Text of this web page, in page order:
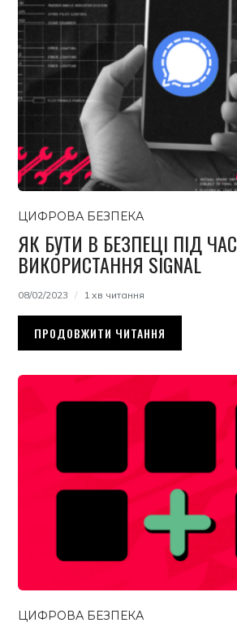
ЦИФРОВА БЕЗПЕКА
ЯК БУТИ В БЕЗПЕЦІ ПІД ЧАС
ВИКОРИСТАННЯ SIGNAL
08/02/2023 1 хв читання
ПРОДОВЖИТИ ЧИТАННЯ
ЦИФРОВА БЕЗПЕКА